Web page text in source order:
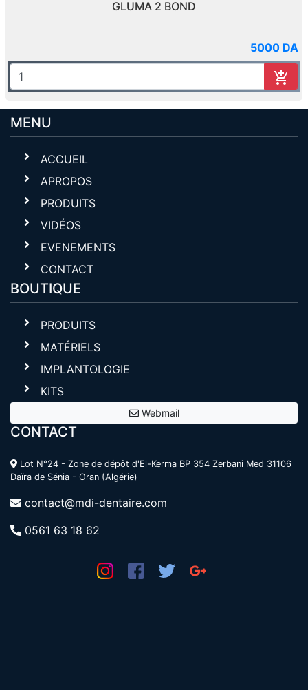
GLUMA 2 BOND
5000 DA
MENU
ACCUEIL
APROPOS
PRODUITS
VIDÉOS
EVENEMENTS
CONTACT
BOUTIQUE
PRODUITS
MATÉRIELS
IMPLANTOLOGIE
KITS
Webmail
CONTACT
Lot N°24 - Zone de dépôt d'El-Kerma BP 354 Zerbani Med 31106
Daïra de Sénia - Oran (Algérie)
contact@mdi-dentaire.com
0561 63 18 62